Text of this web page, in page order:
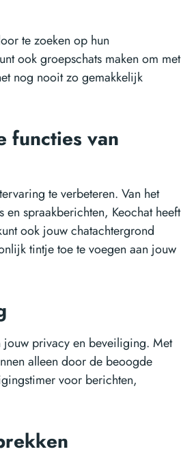
te zoeken op hun
ook groepschats maken om met
nog nooit zo gemakkelijk
functies van
te verbeteren. Van het
en spraakberichten, Keochat heeft
ook jouw chatachtergrond
tintje toe te voegen aan jouw
jouw privacy en beveiliging. Met
alleen door de beoogde
voor berichten,